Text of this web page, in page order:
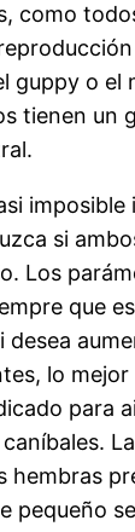
como
guppy o el
tienen un
imposible
si
Los
que
lo
para
hembras
pequeño